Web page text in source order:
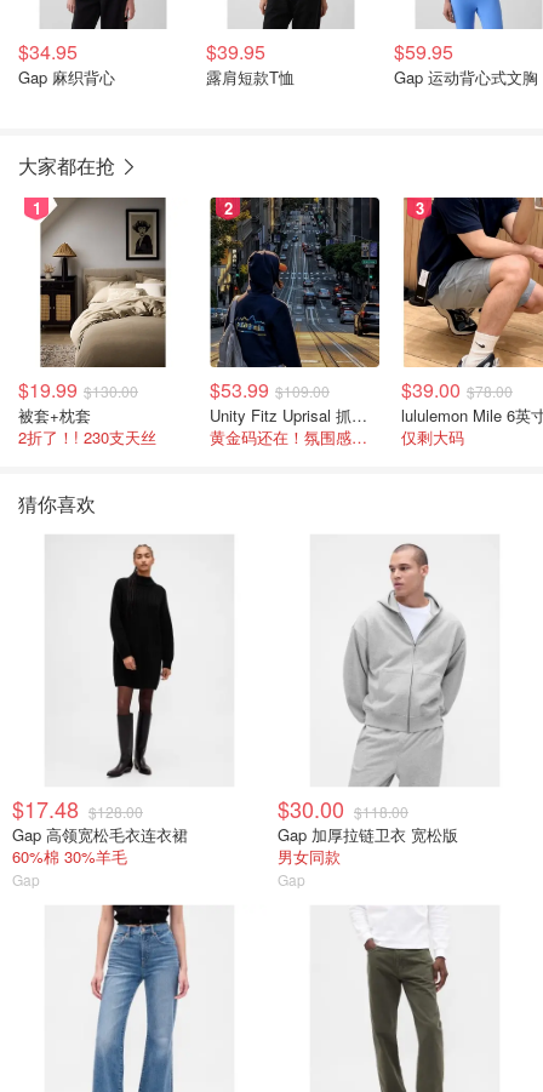
$34.95
Gap 麻织背心
$39.95
露肩短款T恤
$59.95
Gap 运动背心式文胸
大家都在抢
1
$19.99 $130.00
被套+枕套
2折了！! 230支天丝
2
$53.99 $109.00
Unity Fitz Uprisal 抓绒卫衣
黄金码还在！氛围感之神
3
$39.00 $78.00
仅剩大码
猜你喜欢
$17.48 $128.00
Gap 高领宽松毛衣连衣裙
60%棉 30%羊毛
Gap
$30.00 $118.00
Gap 加厚拉链卫衣 宽松版
男女同款
Gap